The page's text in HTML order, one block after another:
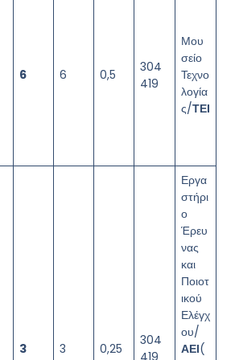
6 6 0,5
304
419
Μου
σείο
Τεχνο
λογία
ς/ΤΕΙ
3 3 0,25
304
419
Εργα
στήρι
ο
Έρευ
νας
και
Ποιοτ
ικού
Ελέγχ
ου/
ΑΕΙ(